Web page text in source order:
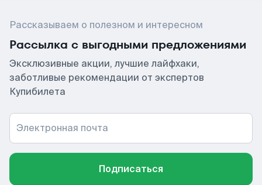
Рассказываем о полезном и интересном
Рассылка с выгодными предложениями
Эксклюзивные акции, лучшие лайфхаки,
заботливые рекомендации от экспертов
Купибилета
Электронная почта
Подписаться